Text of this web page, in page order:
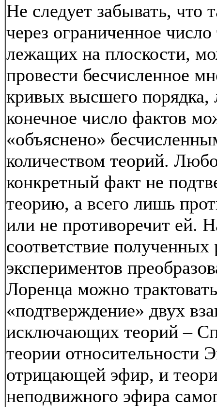
Не следует забывать, что
через ограниченное число
лежащих на плоскости,
провести бесчисленное
кривых высшего порядка,
конечное число фактов
«объяснено»
количеством теорий.
конкретный факт не
теорию, а всего лишь
или не противоречит ей.
соответствие полученных
экспериментов
Лоренца можно
«подтверждение» двух
исключающих теорий –
теории относительности
отрицающей эфир, и
неподвижного эфира